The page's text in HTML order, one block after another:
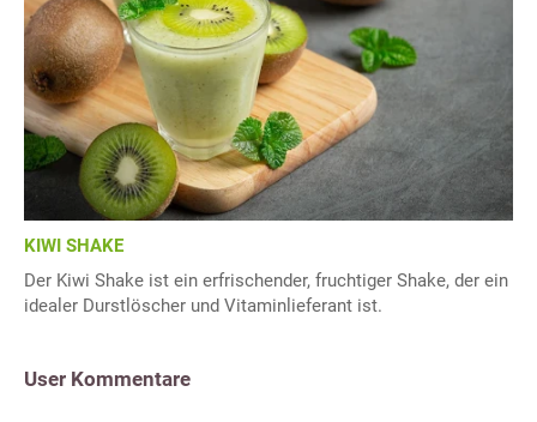
KIWI SHAKE
Der Kiwi Shake ist ein erfrischender, fruchtiger Shake, der ein
idealer Durstlöscher und Vitaminlieferant ist.
User Kommentare